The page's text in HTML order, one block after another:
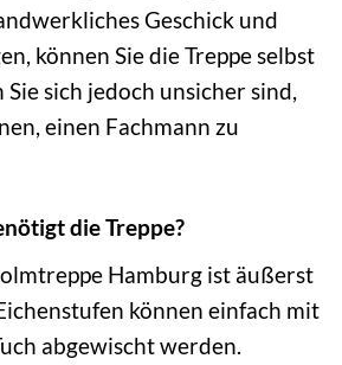
Geschick und
können Sie die Treppe selbst
sich jedoch unsicher sind,
einen Fachmann zu
die Treppe?
Hamburg ist äußerst
können einfach mit
abgewischt werden.